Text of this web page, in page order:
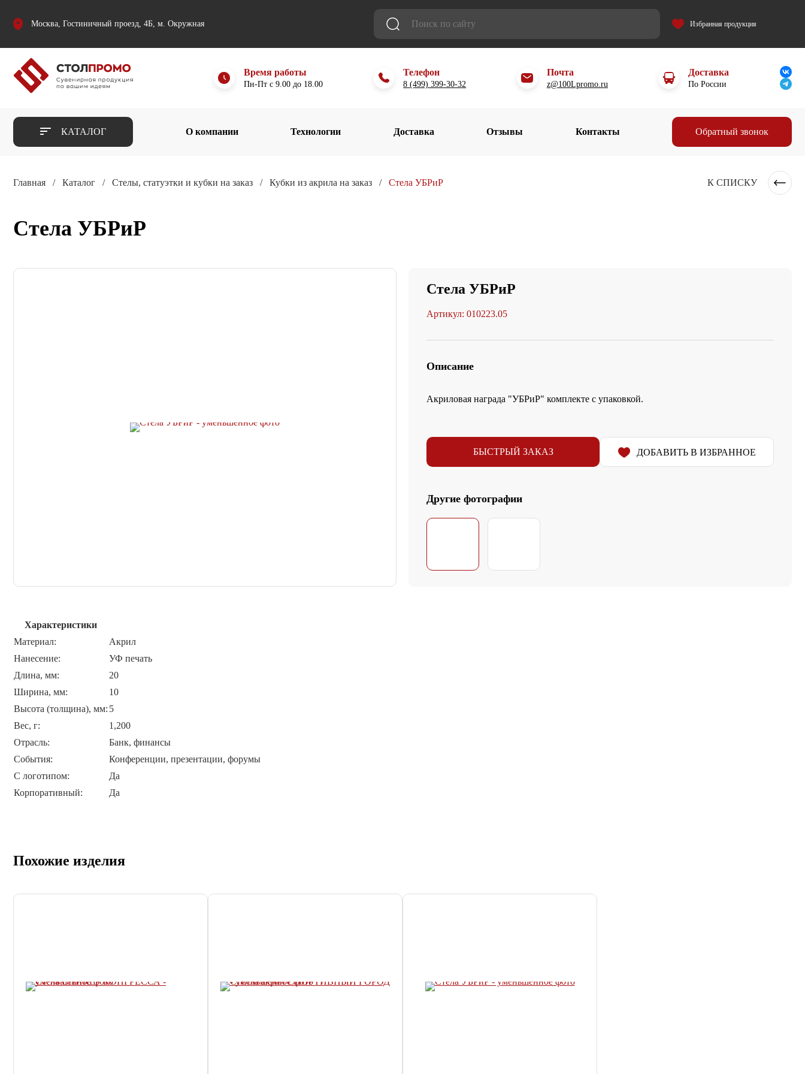
Москва, Гостиничный проезд, 4Б, м. Окружная Избранная продукция
Время работы
Пн-Пт с 9.00 до 18.00
Телефон
8 (499) 399-30-32
Почта
z@100Lpromo.ru
Доставка
По России
КАТАЛОГ О компании Технологии Доставка Отзывы Контакты Обратный звонок
Главная Каталог Стелы, статуэтки и кубки на заказ Кубки из акрила на заказ Стела УБРиР К СПИСКУ
Стела УБРиР
Стела УБРиР
Артикул: 010223.05
Описание
Акриловая награда "УБРиР" комплекте с упаковкой.
БЫСТРЫЙ ЗАКАЗ ДОБАВИТЬ В ИЗБРАННОЕ
Другие фотографии
Характеристики
Материал:
Акрил
Нанесение:
УФ печать
Длина, мм:
20
Ширина, мм:
10
Высота (толщина), мм: 5
Вес, г:
1,200
Отрасль:
Банк, финансы
События:
Конференции, презентации, форумы
С логотипом:
Да
Корпоративный:
Да
Похожие изделия